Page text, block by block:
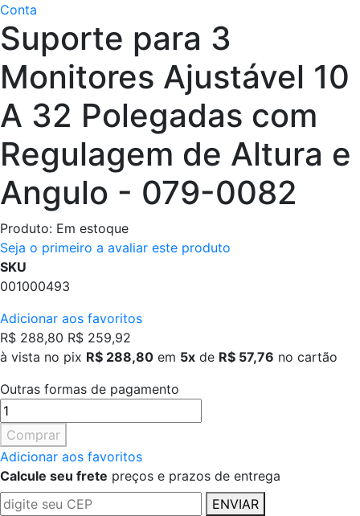
Conta
Suporte para 3
Monitores Ajustável 10
A 32 Polegadas com
Regulagem de Altura e
Angulo - 079-0082
Produto: Em estoque
Seja o primeiro a avaliar este produto
SKU
001000493
Adicionar aos favoritos
R$ 288,80 R$ 259,92
à vista no pix R$ 288,80 em 5x de R$ 57,76 no cartão
Outras formas de pagamento
Comprar
Adicionar aos favoritos
Calcule seu frete preços e prazos de entrega
ENVIAR